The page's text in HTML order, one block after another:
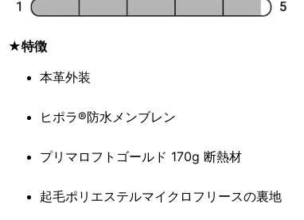
★特徴
本革外装
ヒポラ®防水メンブレン
プリマロフトゴールド 170g 断熱材
起毛ポリエステルマイクロフリースの裏地